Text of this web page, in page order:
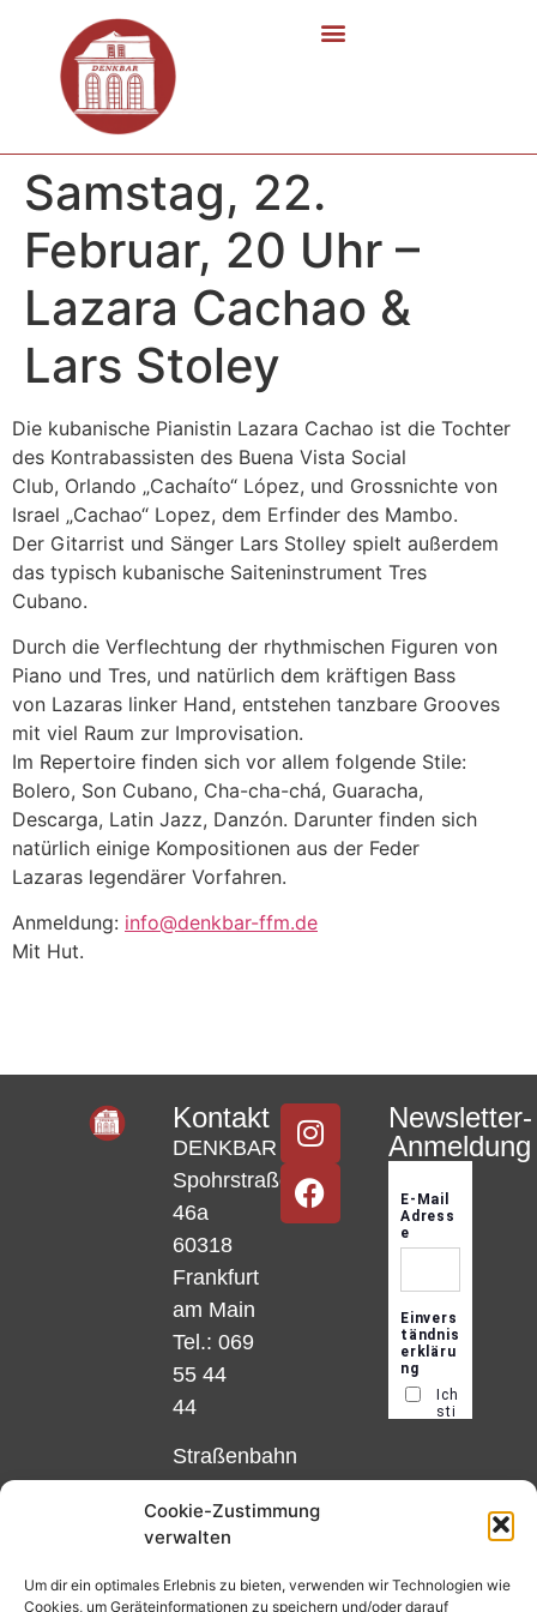
Cookie-Zustimmung
verwalten
Um dir ein optimales Erlebnis zu bieten, verwenden wir Technologien wie
Cookies, um Geräteinformationen zu speichern und/oder darauf
Samstag, 22.
Februar, 20 Uhr –
Lazara Cachao &
Lars Stoley
Die kubanische Pianistin Lazara Cachao ist die Tochter
des Kontrabassisten des Buena Vista Social
Club, Orlando „Cachaíto“ López, und Grossnichte von
Israel „Cachao“ Lopez, dem Erfinder des Mambo.
Der Gitarrist und Sänger Lars Stolley spielt außerdem
das typisch kubanische Saiteninstrument Tres
Cubano.
Durch die Verflechtung der rhythmischen Figuren von
Piano und Tres, und natürlich dem kräftigen Bass
von Lazaras linker Hand, entstehen tanzbare Grooves
mit viel Raum zur Improvisation.
Im Repertoire finden sich vor allem folgende Stile:
Bolero, Son Cubano, Cha-cha-chá, Guaracha,
Descarga, Latin Jazz, Danzón. Darunter finden sich
natürlich einige Kompositionen aus der Feder
Lazaras legendärer Vorfahren.
Anmeldung: info@denkbar-ffm.de
Mit Hut.
Kontakt
DENKBAR
Spohrstraße
46a
60318
Frankfurt
am Main
Tel.: 069
55 44
44
Straßenbahn
und 12,
Matthias-
Newsletter-
Anmeldung